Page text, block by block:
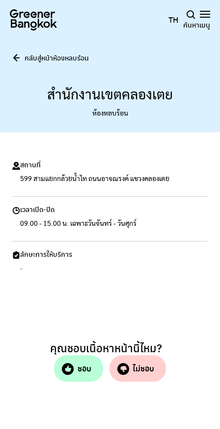
TH ค้นหาเมนู
กลับสู่หน้าห้องหลบร้อน
สำนักงานเขตคลองเตย
ห้องหลบร้อน
สถานที่
599 สามแยกกล้วยน้ำไท ถนนอาจณรงค์ แขวงคลองเตย
เวลาเปิด-ปิด
09.00 - 15.00 น. เฉพาะวันจันทร์ - วันศุกร์
ลักษะการให้บริการ
-
คุณชอบเนื้อหาหน้านี้ไหม?
ชอบ ไม่ชอบ